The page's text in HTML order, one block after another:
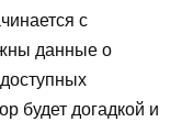
с
данные о
будет догадкой и